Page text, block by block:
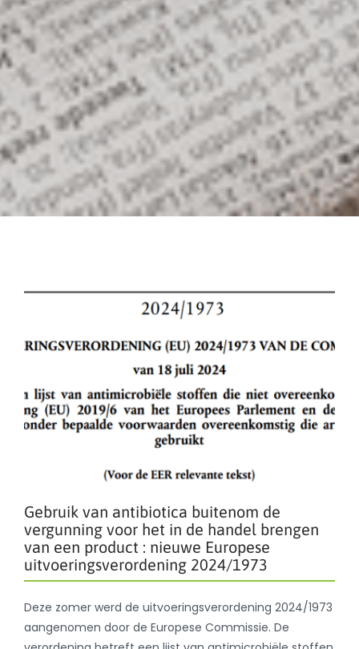
Gebruik van antibiotica buitenom de
vergunning voor het in de handel brengen
van een product : nieuwe Europese
uitvoeringsverordening 2024/1973
Deze zomer werd de uitvoeringsverordening 2024/1973
aangenomen door de Europese Commissie. De